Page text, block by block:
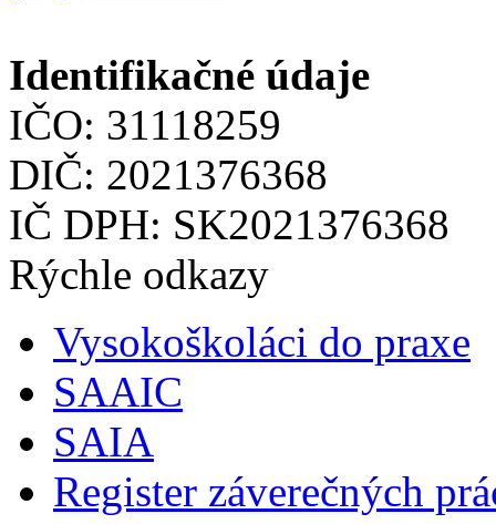
Identifikačné údaje
IČO: 31118259
DIČ: 2021376368
IČ DPH: SK2021376368
Rýchle odkazy
Vysokoškoláci do praxe
SAAIC
SAIA
Register záverečných